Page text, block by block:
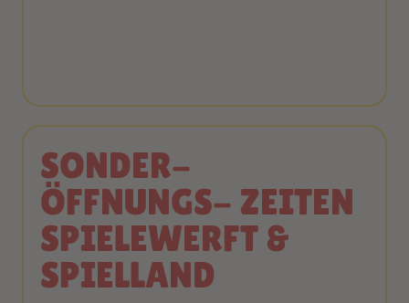
SONDER-
ÖFFNUNGS- ZEITEN
SPIELEWERFT &
SPIELLAND